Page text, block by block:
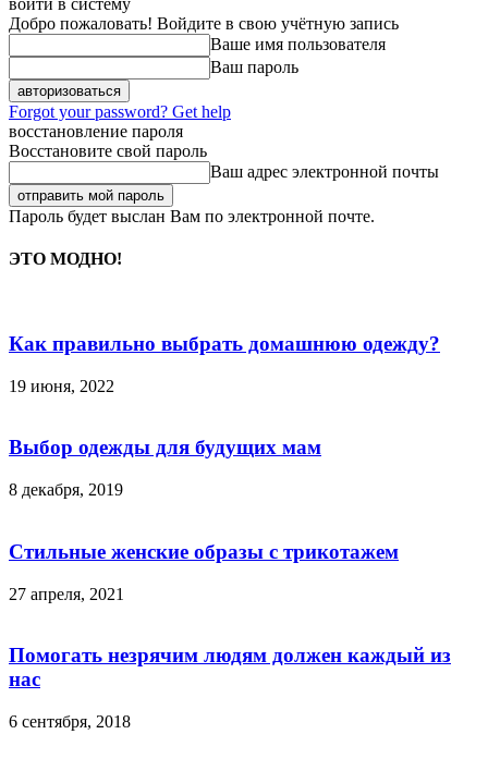
Добро пожаловать! Войдите в свою учётную запись
Ваше имя пользователя
Ваш пароль
Forgot your password? Get help
восстановление пароля
Восстановите свой пароль
Ваш адрес электронной почты
Пароль будет выслан Вам по электронной почте.
ЭТО МОДНО!
Как правильно выбрать домашнюю одежду?
19 июня, 2022
Выбор одежды для будущих мам
8 декабря, 2019
Стильные женские образы с трикотажем
27 апреля, 2021
Помогать незрячим людям должен каждый из
нас
6 сентября, 2018